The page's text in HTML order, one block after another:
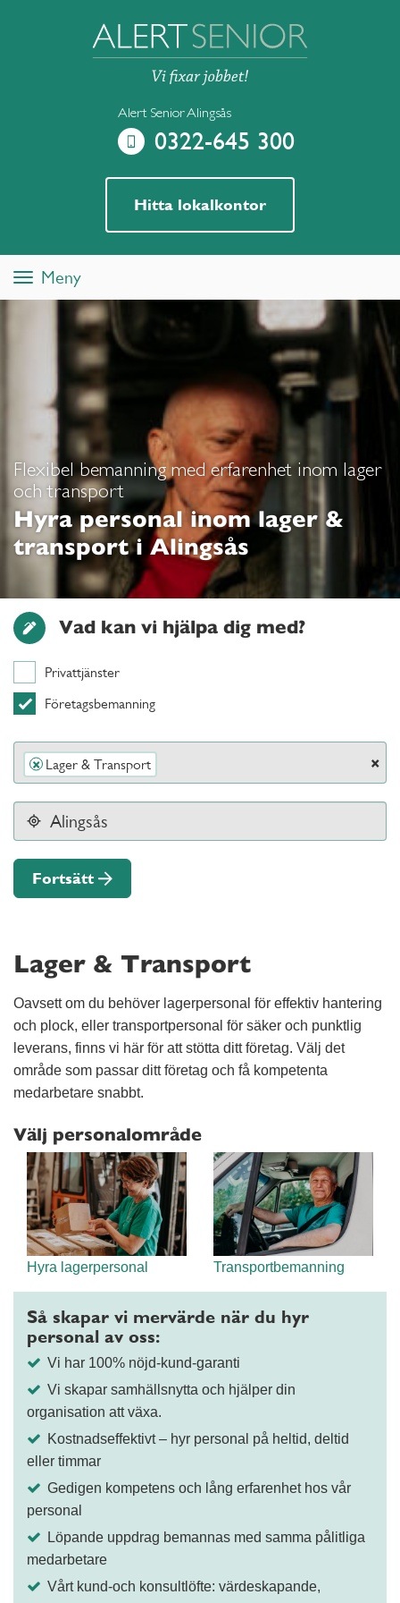
Alert Senior Alingsås
0322-645 300
Hitta lokalkontor
ToggleMeny
Flexibel bemanning med erfarenhet inom lager
och transport
Hyra personal inom lager &
transport i Alingsås
Vad kan vi hjälpa dig med?
Privattjänster
Företagsbemanning
×
× Lager & Transport
Fortsätt
Lager & Transport
Oavsett om du behöver lagerpersonal för effektiv hantering
och plock, eller transportpersonal för säker och punktlig
leverans, finns vi här för att stötta ditt företag. Välj det
område som passar ditt företag och få kompetenta
medarbetare snabbt.
Välj personalområde
Hyra lagerpersonal Transportbemanning
Så skapar vi mervärde när du hyr
personal av oss:
Vi har 100% nöjd-kund-garanti
Vi skapar samhällsnytta och hjälper din
organisation att växa.
Kostnadseffektivt – hyr personal på heltid, deltid
eller timmar
Gedigen kompetens och lång erfarenhet hos vår
personal
Löpande uppdrag bemannas med samma pålitliga
medarbetare
Vårt kund-och konsultlöfte: värdeskapande,